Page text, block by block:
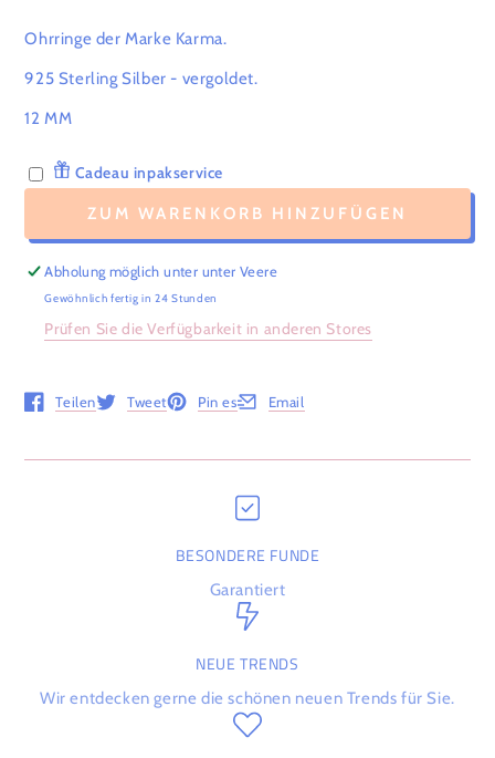
Ohrringe der Marke Karma.
925 Sterling Silber - vergoldet.
12 MM
Cadeau inpakservice
ZUM WARENKORB HINZUFÜGEN
Abholung möglich unter unter Veere
Gewöhnlich fertig in 24 Stunden
Prüfen Sie die Verfügbarkeit in anderen Stores
Teilen
Öffnet in einem neuen Fenster.
Tweet
Öffnet in einem neuen Fenster.
Pin es
Öffnet in einem neuen Fenster.
Email
Öffnet in einem neuen Fenster.
BESONDERE FUNDE
Garantiert
NEUE TRENDS
Wir entdecken gerne die schönen neuen Trends für Sie.